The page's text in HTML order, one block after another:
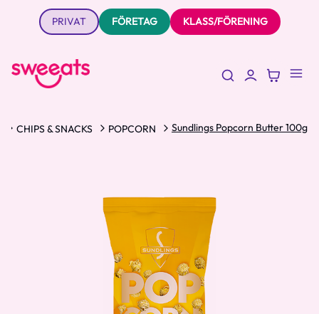
PRIVAT FÖRETAG KLASS/FÖRENING
CHIPS & SNACKS POPCORN Sundlings Popcorn Butter 100g